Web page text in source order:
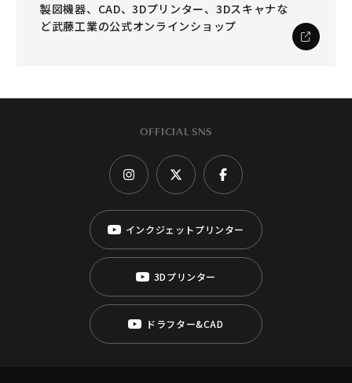
製図機器、CAD、3Dプリンター、3Dスキャナな
ど武藤工業の公式オンラインショップ
OFFICIAL SNS
インクジェットプリンター
3Dプリンター
ドラフター&CAD